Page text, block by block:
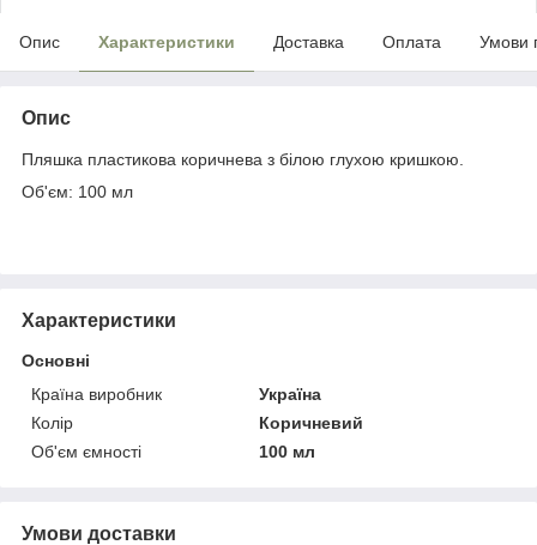
Опис Характеристики Доставка Оплата Умови
Опис
Пляшка пластикова коричнева з білою глухою кришкою.
Об'єм: 100 мл
Характеристики
Основні
Країна виробник
Україна
Колір
Коричневий
Об'єм ємності
100 мл
Умови доставки